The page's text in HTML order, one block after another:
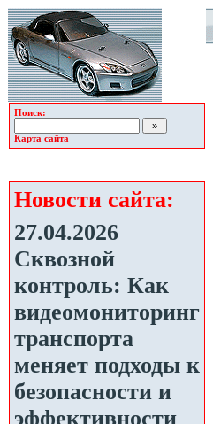
Поиск:
Карта сайта
Новости сайта:
27.04.2026
Сквозной
контроль: Как
видеомониторинг
транспорта
меняет подходы к
безопасности и
эффективности